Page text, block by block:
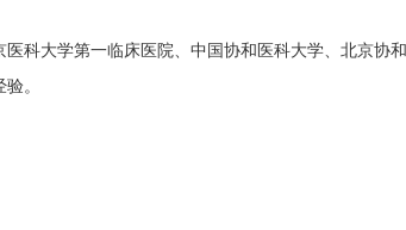
科大学第一临床医院、中国协和医科大学、北京协和
。